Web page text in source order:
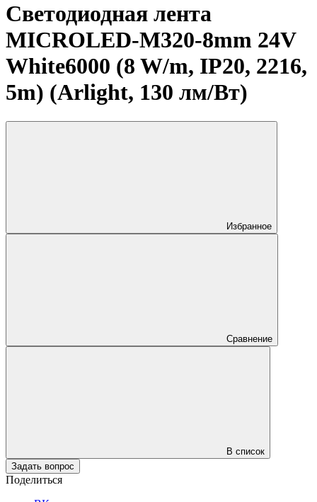
Светодиодная лента
MICROLED-M320-8mm 24V
White6000 (8 W/m, IP20, 2216,
5m) (Arlight, 130 лм/Вт)
Избранное
Сравнение
В список
Задать вопрос
Поделиться